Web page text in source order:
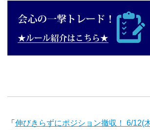
「 伸びきらずにポジション撤収！ 6/12(